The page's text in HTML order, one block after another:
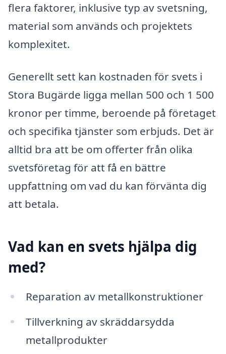
flera faktorer, inklusive typ av svetsning,
material som används och projektets
komplexitet.
Generellt sett kan kostnaden för svets i
Stora Bugärde ligga mellan 500 och 1 500
kronor per timme, beroende på företaget
och specifika tjänster som erbjuds. Det är
alltid bra att be om offerter från olika
svetsföretag för att få en bättre
uppfattning om vad du kan förvänta dig
att betala.
Vad kan en svets hjälpa dig
med?
Reparation av metallkonstruktioner
Tillverkning av skräddarsydda
metallprodukter